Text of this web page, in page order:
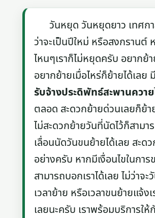
วันหยุด วันหยุดยาว เทศกา
ว่าจะเป็นปีใหม่ หรือสงกรานต์
ไหนๆเราก็ไม่หยุดครับ อยากย้
อยากย้ายเมื่อไหร่ก็ย้ายได้เลย
รับจ้างประดิพัทธ์สะพานควาย
ตลอด สะดวกย้ายด่วนเลยก็ย้
ไม่สะดวกย้ายวันที่นัดไว้ก็สามา
เลื่อนนัดวันขนย้ายได้เลย สะด
อย่างครับ หากมีเงื่อนไขในกา
สามารถบอกเราได้เลย ไม่ว่าจะ
เวลาย้าย หรือเวลาขนย้ายแจ้งเ
เลยนะครับ เราพร้อมบริการใ